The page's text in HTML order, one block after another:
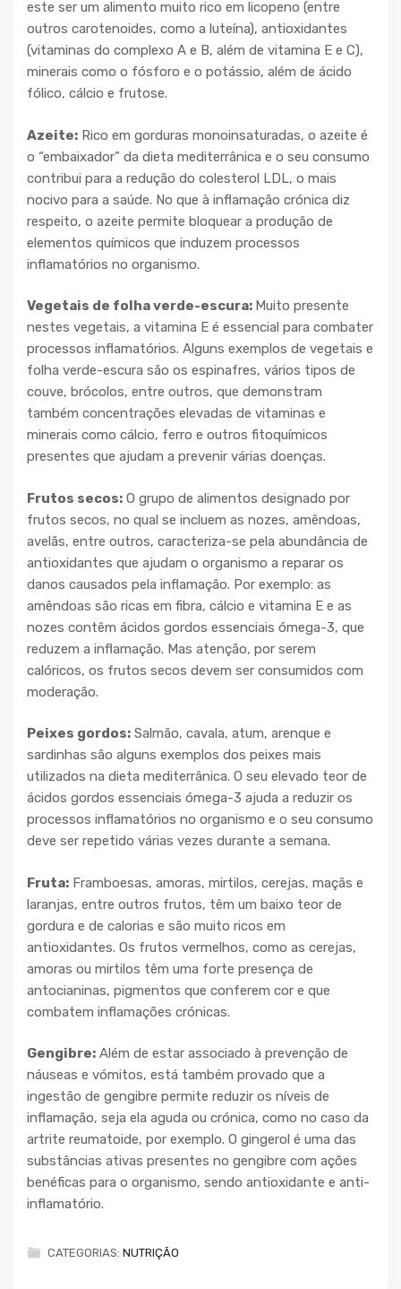
este ser um alimento muito rico em licopeno (entre
outros carotenoides, como a luteína), antioxidantes
(vitaminas do complexo A e B, além de vitamina E e C),
minerais como o fósforo e o potássio, além de ácido
fólico, cálcio e frutose.
Azeite: Rico em gorduras monoinsaturadas, o azeite é
o “embaixador” da dieta mediterrânica e o seu consumo
contribui para a redução do colesterol LDL, o mais
nocivo para a saúde. No que à inflamação crónica diz
respeito, o azeite permite bloquear a produção de
elementos químicos que induzem processos
inflamatórios no organismo.
Vegetais de folha verde-escura: Muito presente
nestes vegetais, a vitamina E é essencial para combater
processos inflamatórios. Alguns exemplos de vegetais e
folha verde-escura são os espinafres, vários tipos de
couve, brócolos, entre outros, que demonstram
também concentrações elevadas de vitaminas e
minerais como cálcio, ferro e outros fitoquímicos
presentes que ajudam a prevenir várias doenças.
Frutos secos: O grupo de alimentos designado por
frutos secos, no qual se incluem as nozes, amêndoas,
avelãs, entre outros, caracteriza-se pela abundância de
antioxidantes que ajudam o organismo a reparar os
danos causados pela inflamação. Por exemplo: as
amêndoas são ricas em fibra, cálcio e vitamina E e as
nozes contêm ácidos gordos essenciais ómega-3, que
reduzem a inflamação. Mas atenção, por serem
calóricos, os frutos secos devem ser consumidos com
moderação.
Peixes gordos: Salmão, cavala, atum, arenque e
sardinhas são alguns exemplos dos peixes mais
utilizados na dieta mediterrânica. O seu elevado teor de
ácidos gordos essenciais ómega-3 ajuda a reduzir os
processos inflamatórios no organismo e o seu consumo
deve ser repetido várias vezes durante a semana.
Fruta: Framboesas, amoras, mirtilos, cerejas, maçãs e
laranjas, entre outros frutos, têm um baixo teor de
gordura e de calorias e são muito ricos em
antioxidantes. Os frutos vermelhos, como as cerejas,
amoras ou mirtilos têm uma forte presença de
antocianinas, pigmentos que conferem cor e que
combatem inflamações crónicas.
Gengibre: Além de estar associado à prevenção de
náuseas e vómitos, está também provado que a
ingestão de gengibre permite reduzir os níveis de
inflamação, seja ela aguda ou crónica, como no caso da
artrite reumatoide, por exemplo. O gingerol é uma das
substâncias ativas presentes no gengibre com ações
benéficas para o organismo, sendo antioxidante e anti-
inflamatório.
CATEGORIAS: NUTRIÇÃO